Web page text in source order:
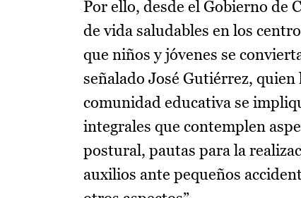
Por ello, desde el Gobierno de
de vida saludables en los
que niños y jóvenes se
señalado José Gutiérrez,
comunidad educativa se
integrales que contemplen
postural, pautas para la
auxilios ante pequeños